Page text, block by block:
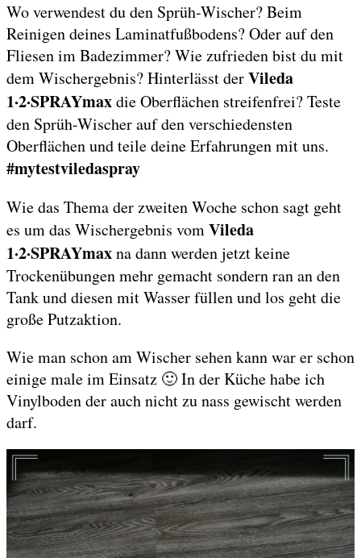
Wo verwendest du den Sprüh-Wischer? Beim
Reinigen deines Laminatfußbodens? Oder auf den
Fliesen im Badezimmer? Wie zufrieden bist du mit
dem Wischergebnis? Hinterlässt derVileda
1·2·SPRAYmaxdie Oberflächen streifenfrei? Teste
den Sprüh-Wischer auf den verschiedensten
Oberflächen und teile deine Erfahrungen mit uns.
#mytestviledaspray
Wie das Thema der zweiten Woche schon sagt geht
es um das Wischergebnis vomVileda
1·2·SPRAYmaxna dann werden jetzt keine
Trockenübungen mehr gemacht sondern ran an den
Tank und diesen mit Wasser füllen und los geht die
große Putzaktion.
Wie man schon am Wischer sehen kann war er schon
einige male im Einsatz 🙂 In der Küche habe ich
Vinylboden der auch nicht zu nass gewischt werden
darf.